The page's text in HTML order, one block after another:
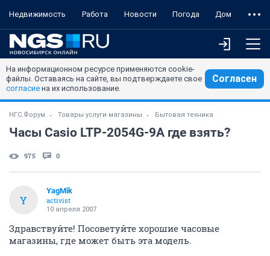
Недвижимость Работа Новости Погода Дом
На информационном ресурсе применяются cookie-
файлы. Оставаясь на сайте, вы подтверждаете свое
согласие на их использование.
Согласен
НГС.Форум Товары услуги магазины Бытовая техника
Часы Casio LTP-2054G-9A где взять?
975 0
Y
YagMik
activist
10 апреля 2007
Здравствуйте! Посоветуйте хорошие часовые
магазины, где может быть эта модель.